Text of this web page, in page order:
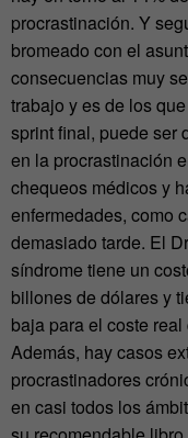
procrastinación. Y
bromeado con el
consecuencias muy
trabajo y es de los
sprint final, puede ser
en la procrastinación
chequeos médicos y
enfermedades, como
demasiado tarde. El
síndrome tiene un
billones de dólares y
baja para el coste
Además, hay casos
procrastinadores
en casi todos los